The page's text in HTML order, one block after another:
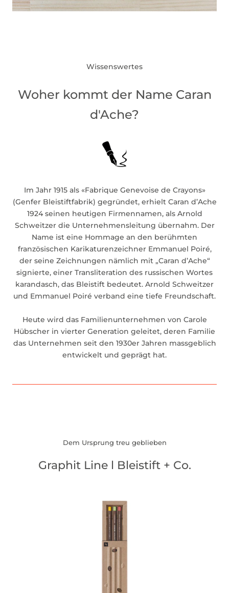
Wissenswertes
Woher kommt der Name Caran
d'Ache?
Im Jahr 1915 als «Fabrique Genevoise de Crayons»
(Genfer Bleistiftfabrik) gegründet, erhielt Caran d’Ache
1924 seinen heutigen Firmennamen, als Arnold
Schweitzer die Unternehmensleitung übernahm. Der
Name ist eine Hommage an den berühmten
französischen Karikaturenzeichner Emmanuel Poiré,
der seine Zeichnungen nämlich mit „Caran d’Ache“
signierte, einer Transliteration des russischen Wortes
karandasch, das Bleistift bedeutet. Arnold Schweitzer
und Emmanuel Poiré verband eine tiefe Freundschaft.
Heute wird das Familienunternehmen von Carole
Hübscher in vierter Generation geleitet, deren Familie
das Unternehmen seit den 1930er Jahren massgeblich
entwickelt und geprägt hat.
Dem Ursprung treu geblieben
Graphit Line l Bleistift + Co.